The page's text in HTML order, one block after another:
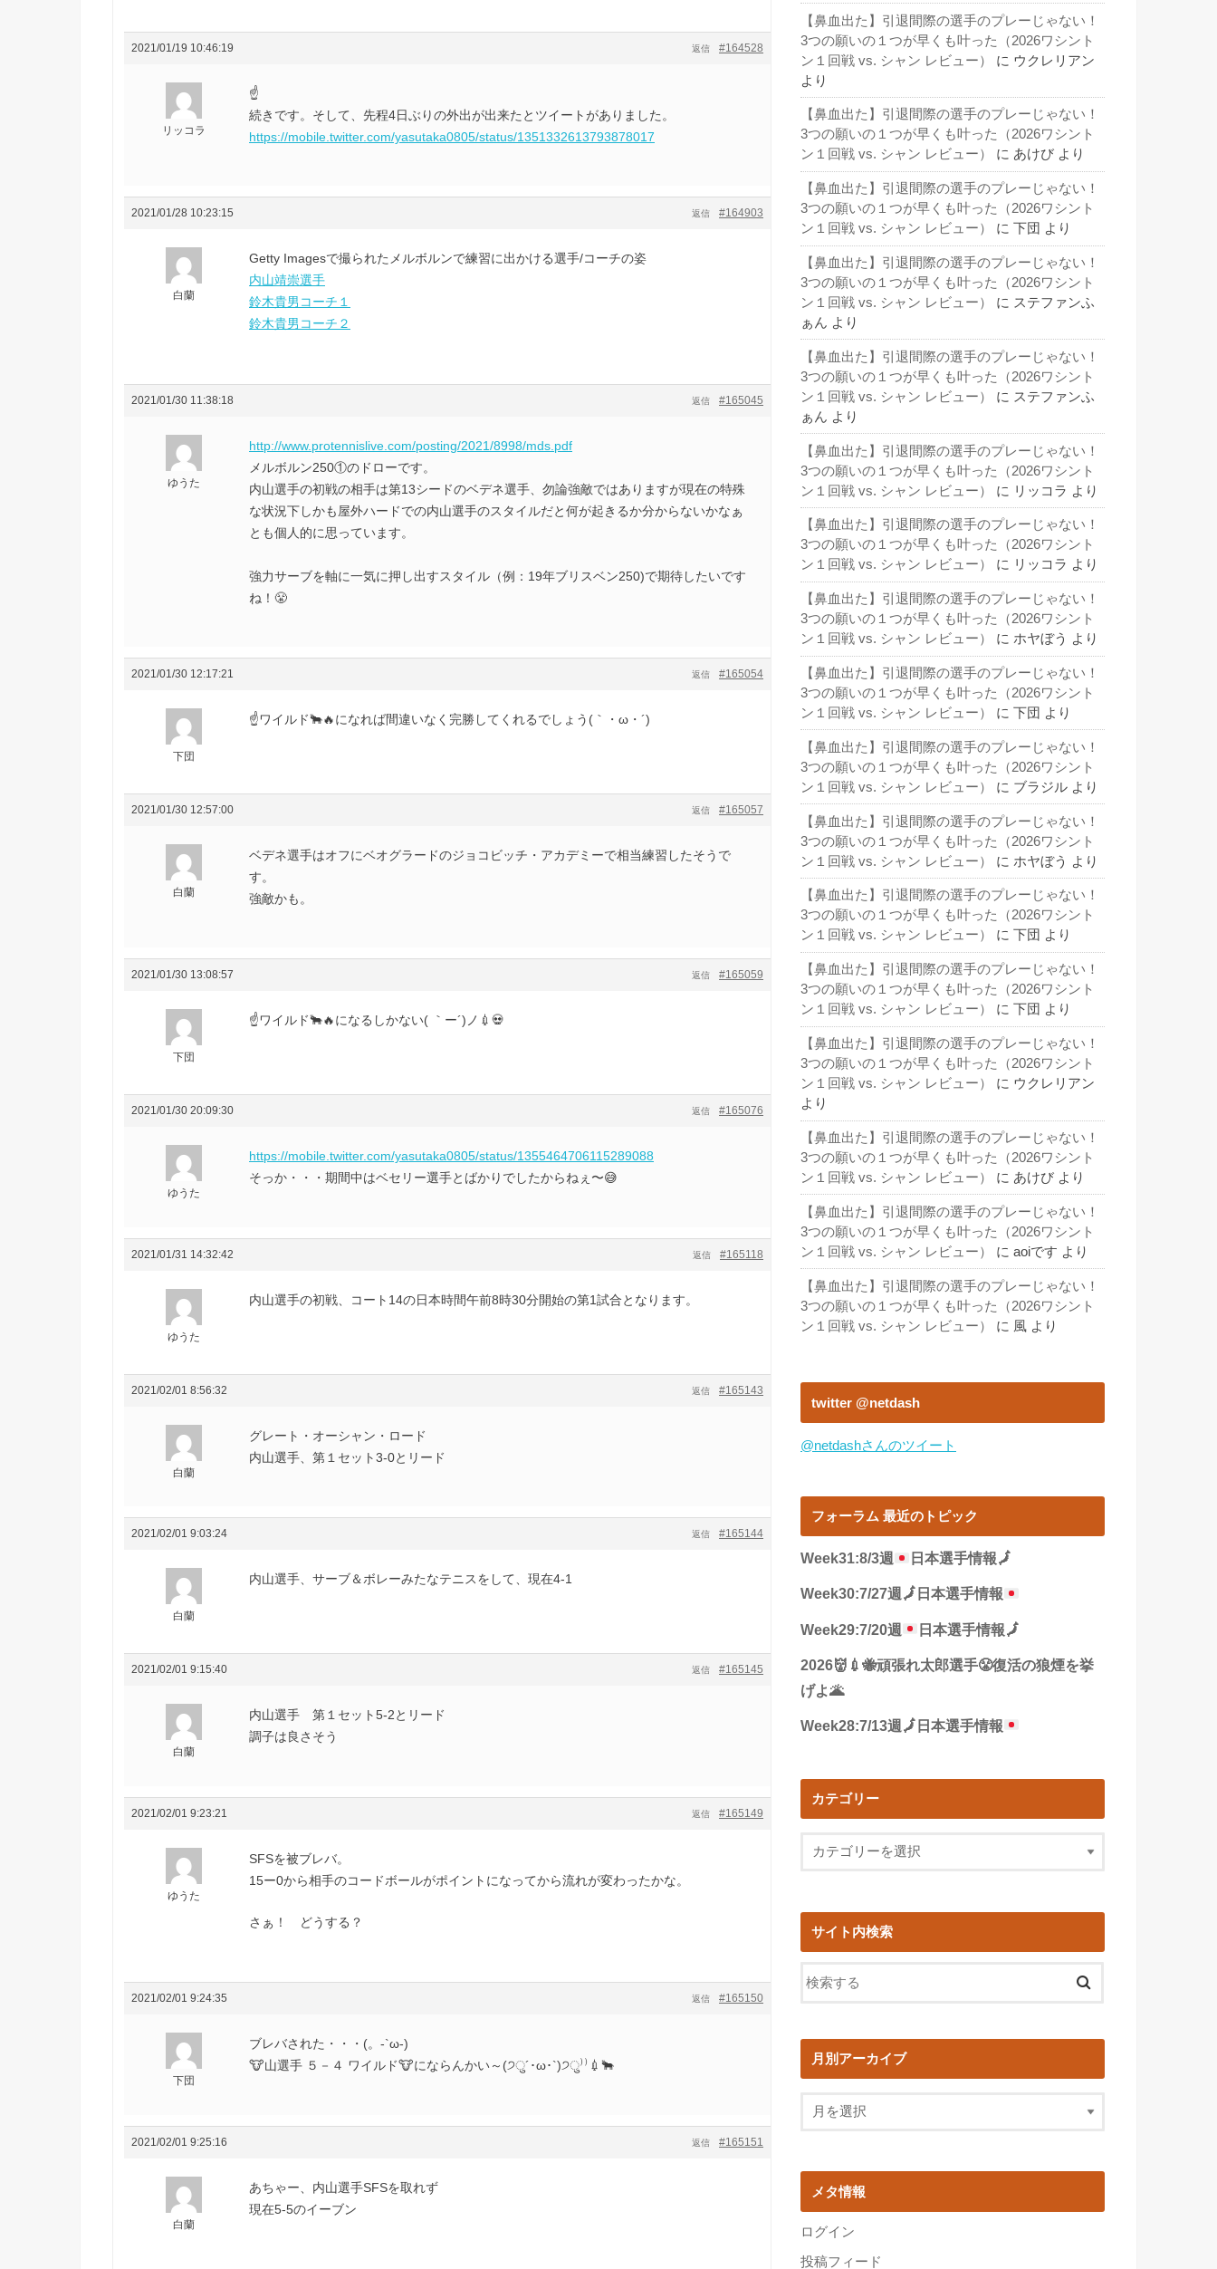
2021/01/19 10:46:19 #164528
返信
リッコラ
☝️
続きです。そして、先程4日ぶりの外出が出来たとツイートがありました。
https://mobile.twitter.com/yasutaka0805/status/1351332613793878017
2021/01/28 10:23:15 #164903
返信
白蘭
Getty Imagesで撮られたメルボルンで練習に出かける選手/コーチの姿
内山靖崇選手
鈴木貴男コーチ１
鈴木貴男コーチ２
2021/01/30 11:38:18 #165045
返信
ゆうた
http://www.protennislive.com/posting/2021/8998/mds.pdf
メルボルン250①のドローです。
内山選手の初戦の相手は第13シードのベデネ選手、勿論強敵ではありますが現在の特殊
な状況下しかも屋外ハードでの内山選手のスタイルだと何が起きるか分からないかなぁ
とも個人的に思っています。
強力サーブを軸に一気に押し出すスタイル（例：19年ブリスベン250)で期待したいです
ね！😤
2021/01/30 12:17:21 #165054
返信
下団
☝ワイルド🐂🔥になれば間違いなく完勝してくれるでしょう(｀・ω・´)ゞ
2021/01/30 12:57:00 #165057
返信
白蘭
ベデネ選手はオフにベオグラードのジョコビッチ・アカデミーで相当練習したそうで
す。
強敵かも。
2021/01/30 13:08:57 #165059
返信
下団
☝ワイルド🐂🔥になるしかない( ｀ー´)ノ💉💀
2021/01/30 20:09:30 #165076
返信
ゆうた
https://mobile.twitter.com/yasutaka0805/status/1355464706115289088
そっか・・・期間中はベセリー選手とばかりでしたからねぇ〜😅
2021/01/31 14:32:42 #165118
返信
ゆうた
内山選手の初戦、コート14の日本時間午前8時30分開始の第1試合となります。
2021/02/01 8:56:32 #165143
返信
白蘭
グレート・オーシャン・ロード
内山選手、第１セット3-0とリード
2021/02/01 9:03:24 #165144
返信
白蘭
内山選手、サーブ＆ボレーみたなテニスをして、現在4-1
2021/02/01 9:15:40 #165145
返信
白蘭
内山選手 第１セット5-2とリード
調子は良さそう
2021/02/01 9:23:21 #165149
返信
ゆうた
SFSを被ブレバ。
15ー0から相手のコードボールがポイントになってから流れが変わったかな。
さぁ！ どうする？
2021/02/01 9:24:35 #165150
返信
下団
ブレバされた・・・(。-`ω-)
🐮山選手 ５－４ ワイルド🐮にならんかい～(੭ु´･ω･`)੭ु⁾⁾💉🐂
2021/02/01 9:25:16 #165151
返信
白蘭
あちゃー、内山選手SFSを取れず
現在5-5のイーブン
【鼻血出た】引退間際の選手のプレーじゃない！
3つの願いの１つが早くも叶った（2026ワシント
ン１回戦 vs. シャン レビュー）
に ウクレリアン
より
【鼻血出た】引退間際の選手のプレーじゃない！
3つの願いの１つが早くも叶った（2026ワシント
ン１回戦 vs. シャン レビュー）
に あけび より
【鼻血出た】引退間際の選手のプレーじゃない！
3つの願いの１つが早くも叶った（2026ワシント
ン１回戦 vs. シャン レビュー）
に 下団 より
【鼻血出た】引退間際の選手のプレーじゃない！
3つの願いの１つが早くも叶った（2026ワシント
ン１回戦 vs. シャン レビュー）
に ステファンふ
ぁん より
【鼻血出た】引退間際の選手のプレーじゃない！
3つの願いの１つが早くも叶った（2026ワシント
ン１回戦 vs. シャン レビュー）
に ステファンふ
ぁん より
【鼻血出た】引退間際の選手のプレーじゃない！
3つの願いの１つが早くも叶った（2026ワシント
ン１回戦 vs. シャン レビュー）
に リッコラ より
【鼻血出た】引退間際の選手のプレーじゃない！
3つの願いの１つが早くも叶った（2026ワシント
ン１回戦 vs. シャン レビュー）
に リッコラ より
【鼻血出た】引退間際の選手のプレーじゃない！
3つの願いの１つが早くも叶った（2026ワシント
ン１回戦 vs. シャン レビュー）
に ホヤぼう より
【鼻血出た】引退間際の選手のプレーじゃない！
3つの願いの１つが早くも叶った（2026ワシント
ン１回戦 vs. シャン レビュー）
に 下団 より
【鼻血出た】引退間際の選手のプレーじゃない！
3つの願いの１つが早くも叶った（2026ワシント
ン１回戦 vs. シャン レビュー）
に ブラジル より
【鼻血出た】引退間際の選手のプレーじゃない！
3つの願いの１つが早くも叶った（2026ワシント
ン１回戦 vs. シャン レビュー）
に ホヤぼう より
【鼻血出た】引退間際の選手のプレーじゃない！
3つの願いの１つが早くも叶った（2026ワシント
ン１回戦 vs. シャン レビュー）
に 下団 より
【鼻血出た】引退間際の選手のプレーじゃない！
3つの願いの１つが早くも叶った（2026ワシント
ン１回戦 vs. シャン レビュー）
に 下団 より
【鼻血出た】引退間際の選手のプレーじゃない！
3つの願いの１つが早くも叶った（2026ワシント
ン１回戦 vs. シャン レビュー）
に ウクレリアン
より
【鼻血出た】引退間際の選手のプレーじゃない！
3つの願いの１つが早くも叶った（2026ワシント
ン１回戦 vs. シャン レビュー）
に あけび より
【鼻血出た】引退間際の選手のプレーじゃない！
3つの願いの１つが早くも叶った（2026ワシント
ン１回戦 vs. シャン レビュー）
に aoiです より
【鼻血出た】引退間際の選手のプレーじゃない！
3つの願いの１つが早くも叶った（2026ワシント
ン１回戦 vs. シャン レビュー）
に 風 より
twitter @netdash
@netdashさんのツイート
フォーラム 最近のトピック
Week31:8/3週 日本選手情報🗾
Week30:7/27週🗾 日本選手情報
Week29:7/20週 日本選手情報🗾
2026👹💉🐝頑張れ太郎選手😤復活の狼煙を挙
げよ🌋
Week28:7/13週 🗾 日本選手情報
カテゴリー
サイト内検索
月別アーカイブ
メタ情報
ログイン
投稿フィード